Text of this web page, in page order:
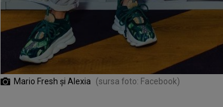
Mario Fresh și Alexia (sursa foto: Facebook)